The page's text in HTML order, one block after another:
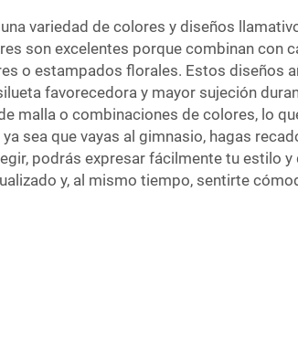
variedad de colores y diseños
son excelentes porque combinan con
o estampados florales. Estos diseños
favorecedora y mayor sujeción
malla o combinaciones de colores, lo
sea que vayas al gimnasio, hagas
podrás expresar fácilmente tu estilo
y, al mismo tiempo, sentirte